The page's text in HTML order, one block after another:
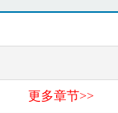
更多章节>>